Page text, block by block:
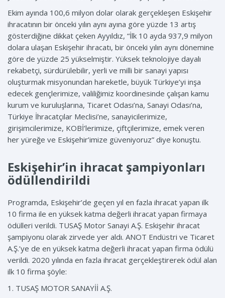
Ekim ayında 100,6 milyon dolar olarak gerçekleşen Eskişehir
ihracatının bir önceki yılın aynı ayına göre yüzde 13 artış
gösterdiğine dikkat çeken Ayyıldız, “İlk 10 ayda 937,9 milyon
dolara ulaşan Eskişehir ihracatı, bir önceki yılın aynı dönemine
göre de yüzde 25 yükselmiştir. Yüksek teknolojiye dayalı
rekabetçi, sürdürülebilir, yerli ve milli bir sanayi yapısı
oluşturmak misyonundan hareketle, büyük Türkiye’yi inşa
edecek gençlerimize, valiliğimiz koordinesinde çalışan kamu
kurum ve kuruluşlarına, Ticaret Odası’na, Sanayi Odası’na,
Türkiye İhracatçılar Meclisi’ne, sanayicilerimize,
girişimcilerimize, KOBİ’lerimize, çiftçilerimize, emek veren
her yüreğe ve Eskişehir’imize güveniyoruz” diye konuştu.
Eskişehir’in ihracat şampiyonları
ödüllendirildi
Programda, Eskişehir’de geçen yıl en fazla ihracat yapan ilk
10 firma ile en yüksek katma değerli ihracat yapan firmaya
ödülleri verildi. TUSAŞ Motor Sanayi A.Ş. Eskişehir ihracat
şampiyonu olarak zirvede yer aldı. ANOT Endüstri ve Ticaret
A.Ş.’ye de en yüksek katma değerli ihracat yapan firma ödülü
verildi. 2020 yılında en fazla ihracat gerçekleştirerek ödül alan
ilk 10 firma şöyle:
1. TUSAŞ MOTOR SANAYİİ A.Ş.